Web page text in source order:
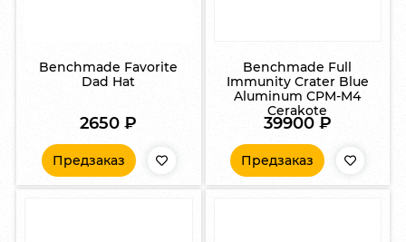
Benchmade Favorite
Dad Hat
2650₽
Предзаказ
Benchmade Full
Immunity Crater Blue
Aluminum CPM-M4
Cerakote
39900 ₽
Предзаказ